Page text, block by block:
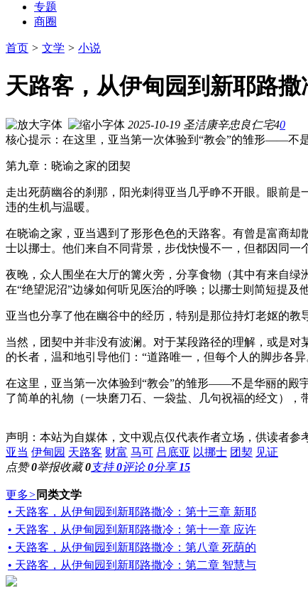
专题
商圈
首页 > 文学 > 小说
天路客，从伊甸园到新耶路
2025-10-19 圣洁康辛忠良仁宅40
核心提示：在这里，亚当第一次体验到“教会”的雏形——不
第九章：晓谕之家的团契
走出死荫幽谷的刹那，阳光刺得亚当几乎睁不开眼。眼前
违的生机与温暖。
在晓谕之家，亚当遇到了形形色色的天路客。有曾是富商
士以挪士。他们来自不同背景，步伐快慢不一，但都因同一
夜晚，众人围坐在大厅的篝火旁，分享食物（其中有来自
在“绝望泥沼”边缘如何听见医治的呼唤；以挪士则简短提及
亚当也分享了他在幽谷中的经历，特别是那位持灯老妪的教
当然，团契中并非没有波澜。对于某段路径的理解，或是
的长者，温和地引导他们：“道路唯一，但每个人的脚步各
在这里，亚当第一次体验到“教会”的雏形——不是华丽的殿
了简单的礼物（一块磨刀石、一袋盐、几句祝福的经文）
声明：本站为自媒体，文中观点仅代表作者立场，供读者参
亚当 伊甸园 天路客 财富 马可 吕底亚 以挪士 团契 见证
点赞0举报收藏0支持0评论0分享 15
更多> 同类文学
• 天路客，从伊甸园到新耶路撒冷：第十三章 新耶
• 天路客，从伊甸园到新耶路撒冷：第十一章 应许
• 天路客，从伊甸园到新耶路撒冷：第八章 死荫的
• 天路客，从伊甸园到新耶路撒冷：第二章 智慧与